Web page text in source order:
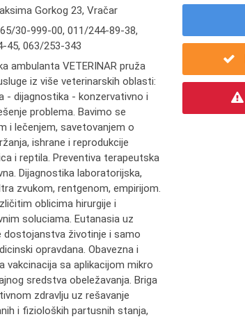
Gorkog 23, Vračar
30-999-00,011/244-89-38,
45,063/253-343
ambulanta VETERINAR pruža
iz više veterinarskih oblasti:
- dijagnostika - konzervativno i
problema. Bavimo se
i lečenjem, savetovanjem o
ishrane i reprodukcije
i reptila. Preventiva terapeutska
Dijagnostika laboratorijska,
zvukom, rentgenom, empirijom.
oblicima hirurgije i
soluciama. Eutanasia uz
dostojanstva životinje i samo
opravdana. Obavezna i
vakcinacija sa aplikacijom mikro
sredstva obeležavanja. Briga
zdravlju uz rešavanje
i fizioloških partusnih stanja,